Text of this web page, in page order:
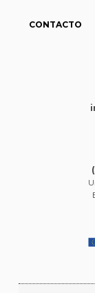
CONTACTO